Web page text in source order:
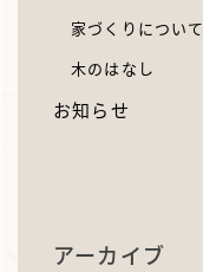
家づくりについて
木のはなし
お知らせ
アーカイブ